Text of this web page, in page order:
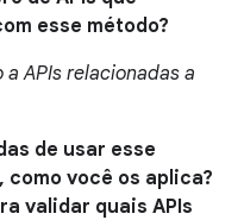
esse método?
a APIs relacionadas a
de usar esse
como você os aplica?
validar quais APIs